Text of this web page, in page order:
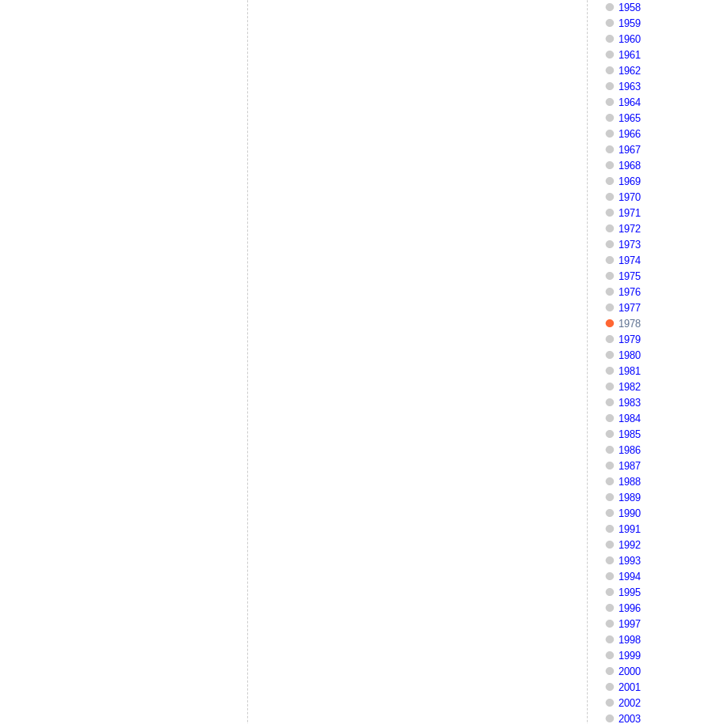
1958
1959
1960
1961
1962
1963
1964
1965
1966
1967
1968
1969
1970
1971
1972
1973
1974
1975
1976
1977
1978
1979
1980
1981
1982
1983
1984
1985
1986
1987
1988
1989
1990
1991
1992
1993
1994
1995
1996
1997
1998
1999
2000
2001
2002
2003